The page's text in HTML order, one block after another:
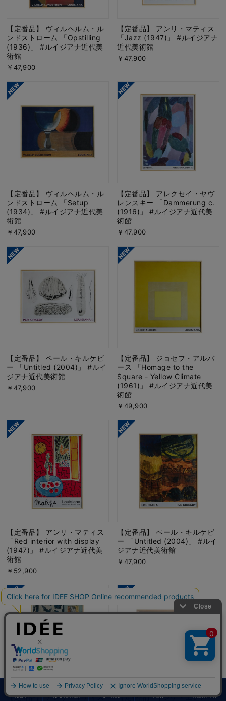
【定番品】 ヴィルヘルム・ル
ンドストローム 「Opstilling
(1936)」 #ルイジアナ近代美
術館
￥47,900
【定番品】 アンリ・マティス
「Jazz (1947)」 #ルイジアナ
近代美術館
￥47,900
【定番品】 ヴィルヘルム・ル
ンドストローム 「Setup
(1934)」 #ルイジアナ近代美
術館
￥47,900
【定番品】 アレクセイ・ヤヴ
レンスキー 「Dammerung c.
(1916)」 #ルイジアナ近代美
術館
￥47,900
【定番品】 ペール・キルケビ
ー 「Untitled (2004)」 #ルイ
ジアナ近代美術館
￥47,900
【定番品】 ジョセフ・アルバ
ース 「Homage to the
Square - Yellow Climate
(1961)」 #ルイジアナ近代美
術館
￥49,900
【定番品】 アンリ・マティス
「Red interior with display
(1947)」 #ルイジアナ近代美
術館
￥52,900
【定番品】 ペール・キルケビ
ー 「Untitled (2004)」 #ルイ
ジアナ近代美術館
￥47,900
【定番品】 アンリ・マティス 【定番品】 インゲ・エレガー
HOME NEW ARRIVAL MY PAGE CART FAVORITES